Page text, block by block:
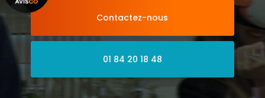
Contactez-nous
01 84 20 18 48
Voir le certificat